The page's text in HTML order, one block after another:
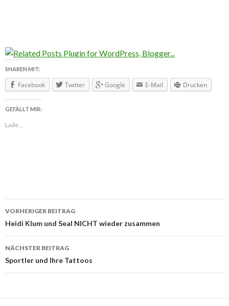
SHAREN MIT:
Facebook Twitter Google E-Mail Drucken
GEFÄLLT MIR:
Lade...
Beitragsnavigation
VORHERIGER BEITRAG
Heidi Klum und Seal NICHT wieder zusammen
NÄCHSTER BEITRAG
Sportler und Ihre Tattoos